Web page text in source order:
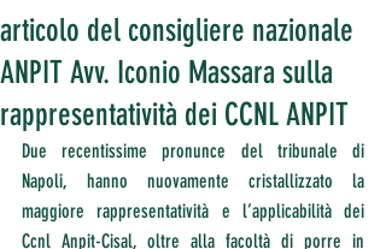
articolo del consigliere nazionale
ANPIT Avv. Iconio Massara sulla
rappresentatività dei CCNL ANPIT
Due recentissime pronunce del tribunale di
Napoli, hanno nuovamente cristallizzato la
maggiore rappresentatività e l’applicabilità dei
Ccnl Anpit-Cisal, oltre alla facoltà di porre in